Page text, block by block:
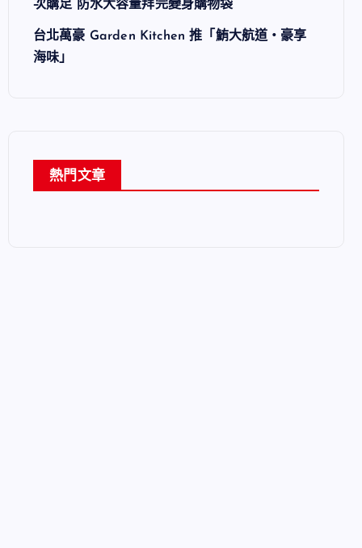
次購足 防水大容量拜完變身購物袋
台北萬豪 Garden Kitchen 推「鮪大航道・豪享
海味」
熱門文章